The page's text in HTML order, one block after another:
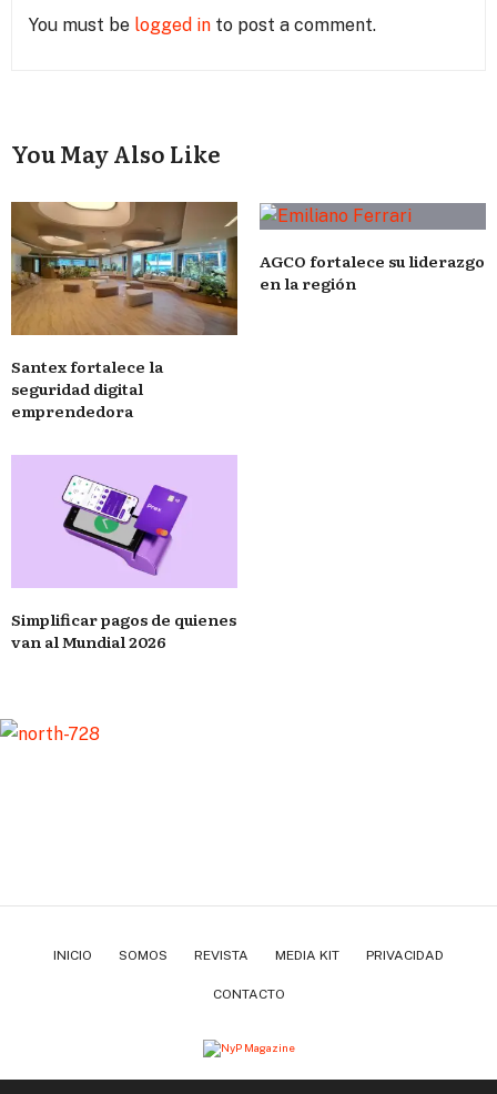
You must be logged in to post a comment.
You May Also Like
Santex fortalece la
seguridad digital
emprendedora
AGCO fortalece su liderazgo
en la región
Simplificar pagos de quienes
van al Mundial 2026
INICIO SOMOS REVISTA MEDIA KIT PRIVACIDAD
CONTACTO